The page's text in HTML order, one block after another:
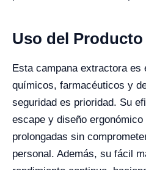
Uso del
Esta campana extractora es
químicos, farmacéuticos y
seguridad es prioridad. Su
escape y diseño
prolongadas sin
personal. Además, su fácil